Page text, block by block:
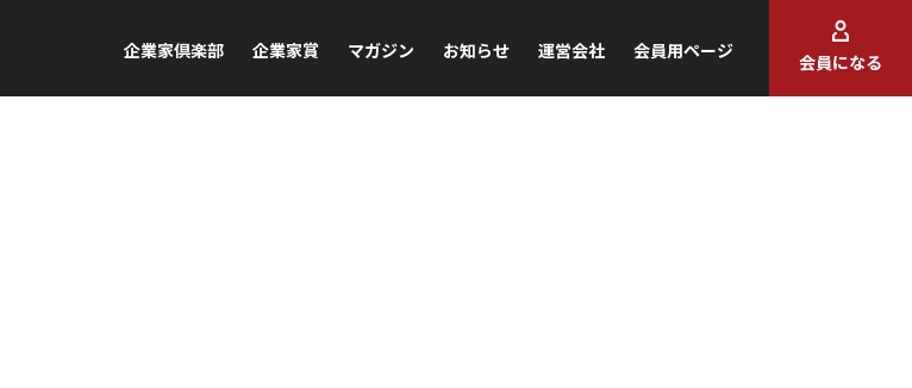
企業家倶楽部 企業家賞 マガジン お知らせ 運営会社 会員用ページ
会員になる